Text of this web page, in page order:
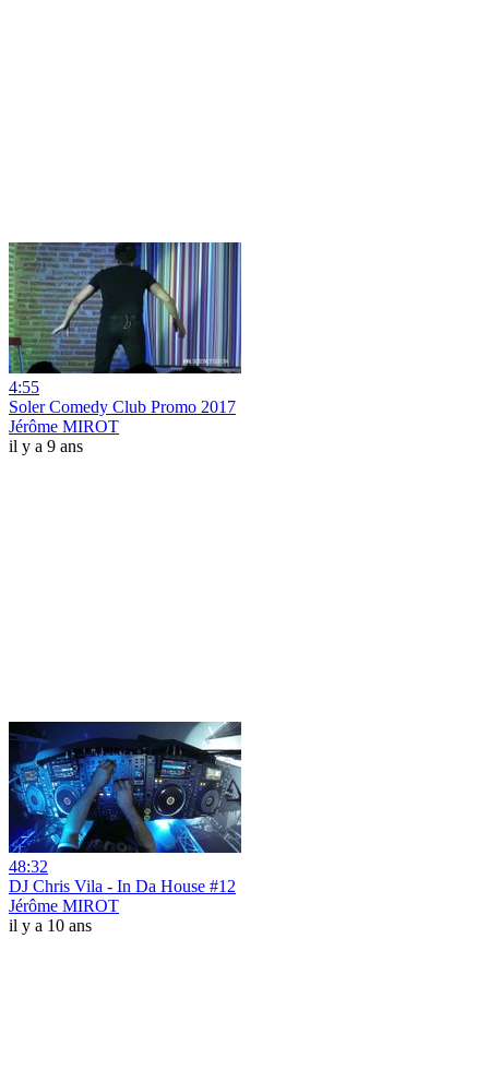
4:55
Soler Comedy Club Promo 2017
Jérôme MIROT
il y a 9 ans
48:32
DJ Chris Vila - In Da House #12
Jérôme MIROT
il y a 10 ans